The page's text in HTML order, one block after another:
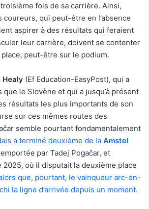
fois de sa carrière. Ainsi,
coureurs, qui peut-être en l’absence
aspirer à des résultats qui feraient
leur carrière, doivent se contenter
peut-être sur le podium.
Healy (Ef Education-EasyPost), qui a
que le Slovène et qui a jusqu’à présent
résultats les plus importants de son
sur ces mêmes routes des
semble pourtant fondamentalement
a terminé deuxième de la Amstel
par Tadej Pogačar, et
où il disputait la deuxième place
que, pourtant, le vainqueur arc-en-
la ligne d’arrivée depuis un moment.